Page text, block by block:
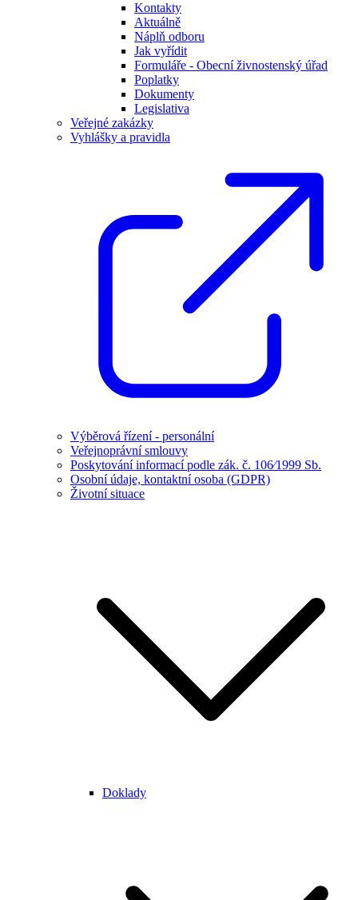
Kontakty
Aktuálně
Náplň odboru
Jak vyřídit
Formuláře - Obecní živnostenský úřad
Poplatky
Dokumenty
Legislativa
Veřejné zakázky
Vyhlášky a pravidla
Výběrová řízení - personální
Veřejnoprávní smlouvy
Poskytování informací podle zák. č. 106⁄1999 Sb.
Osobní údaje, kontaktní osoba (GDPR)
Životní situace
Doklady